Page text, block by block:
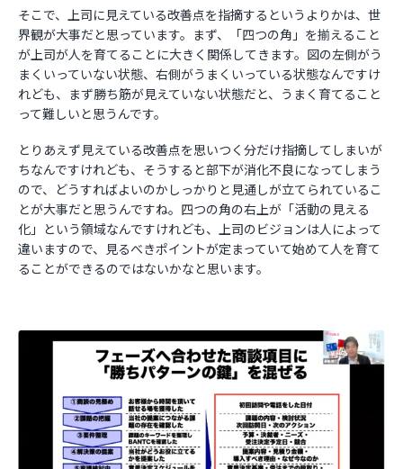
そこで、上司に見えている改善点を指摘するというよりかは、世
界観が大事だと思っています。まず、「四つの角」を揃えること
が上司が人を育てることに大きく関係してきます。図の左側がう
まくいっていない状態、右側がうまくいっている状態なんですけ
れども、まず勝ち筋が見えていない状態だと、うまく育てること
って難しいと思うんです。
とりあえず見えている改善点を思いつく分だけ指摘してしまいが
ちなんですけれども、そうすると部下が消化不良になってしまう
ので、どうすればよいのかしっかりと見通しが立てられているこ
とが大事だと思うんですね。四つの角の右上が「活動の見える
化」という領域なんですけれども、上司のビジョンは人によって
違いますので、見るべきポイントが定まっていて始めて人を育て
ることができるのではないかなと思います。